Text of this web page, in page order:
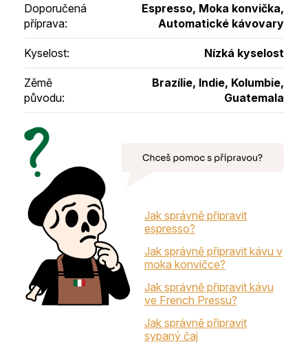
Doporučená
příprava:
Espresso, Moka konvička,
Automatické kávovary
Kyselost: Nízká kyselost
Zěmě
původu:
Brazílie, Indie, Kolumbie,
Guatemala
Jak správně připravit
espresso?
Jak správně připravit kávu v
moka konvičce?
Jak správně připravit kávu
ve French Pressu?
Jak správně připravit
sypaný čaj